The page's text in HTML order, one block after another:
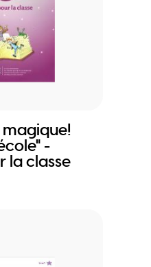
magique!
-
la classe